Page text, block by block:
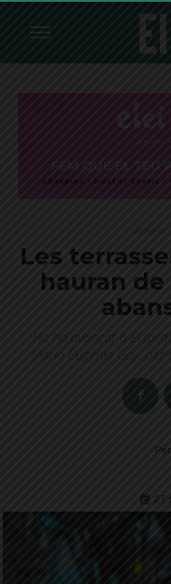
Les
hauran
Ho ha avançat a El
Maria Eugènia Gay,
Per
27